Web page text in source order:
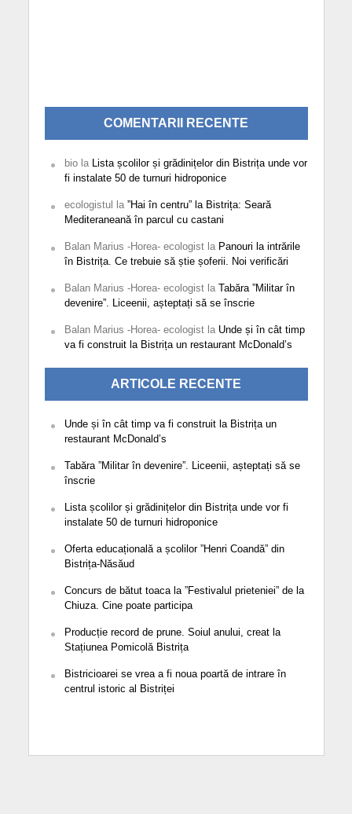
COMENTARII RECENTE
biola
Lista școlilor și grădinițelor din Bistrița unde vor
fi instalate 50 de turnuri hidroponice
ecologistul la ”Hai în centru” la Bistrița: Seară
Mediteraneană în parcul cu castani
Balan Marius -Horea- ecologistla Panouri la intrările
în Bistrița. Ce trebuie să știe șoferii. Noi verificări
Balan Marius -Horea- ecologistla Tabăra ”Militar în
devenire”. Liceenii, așteptați să se înscrie
Balan Marius -Horea- ecologistla Unde și în cât timp
va fi construit la Bistrița un restaurant McDonald’s
ARTICOLE RECENTE
Unde și în cât timp va fi construit la Bistrița un
restaurant McDonald’s
Tabăra ”Militar în devenire”. Liceenii, așteptați să se
înscrie
Lista școlilor și grădinițelor din Bistrița unde vor fi
instalate 50 de turnuri hidroponice
Oferta educațională a școlilor ”Henri Coandă” din
Bistrița-Năsăud
Concurs de bătut toaca la ”Festivalul prieteniei” de la
Chiuza. Cine poate participa
Producție record de prune. Soiul anului, creat la
Stațiunea Pomicolă Bistrița
Bistricioarei se vrea a fi noua poartă de intrare în
centrul istoric al Bistriței